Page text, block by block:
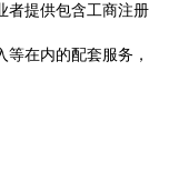
者提供包含工商注册
在内的配套服务，